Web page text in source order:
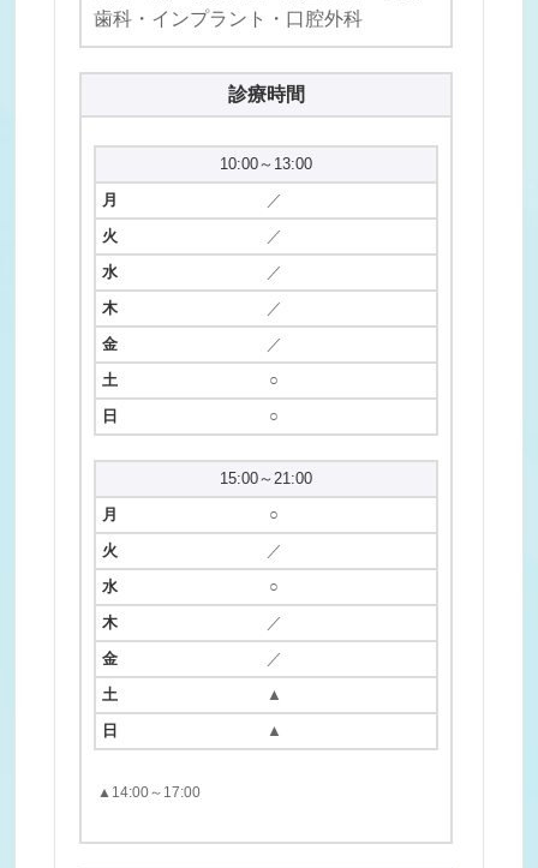
歯科・インプラント・口腔外科
診療時間
10:00～13:00
／
／
／
／
／
○
○
15:00～21:00
○
／
○
／
／
▲
▲
▲14:00～17:00